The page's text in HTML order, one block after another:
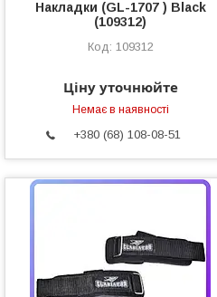
Накладки (GL-1707 ) Black
(109312)
109312
Ціну уточнюйте
Немає в наявності
+380 (68) 108-08-51